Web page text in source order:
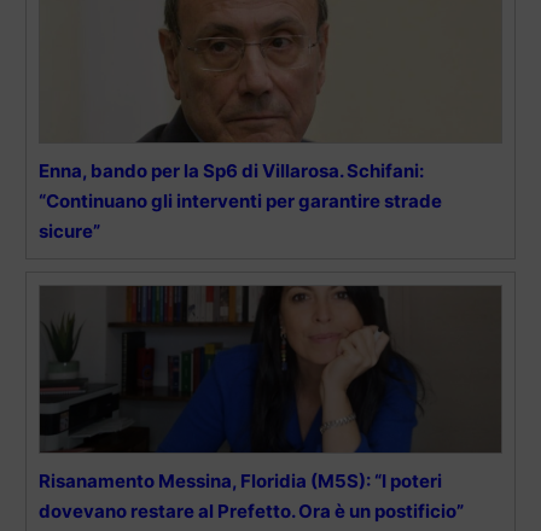
Enna, bando per la Sp6 di Villarosa. Schifani:
“Continuano gli interventi per garantire strade
sicure”
Risanamento Messina, Floridia (M5S): “I poteri
dovevano restare al Prefetto. Ora è un postificio”